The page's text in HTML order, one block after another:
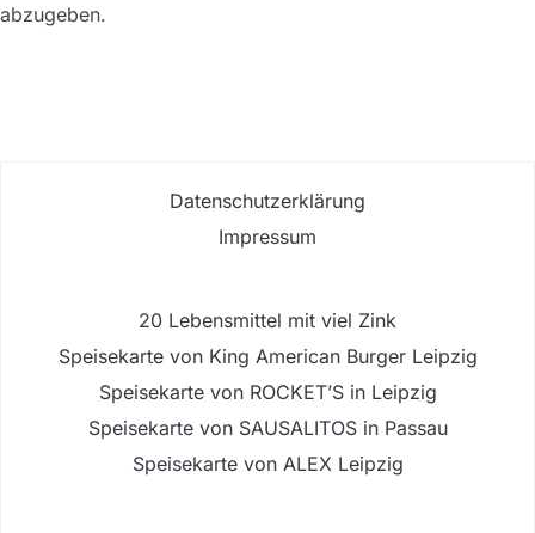
abzugeben.
Datenschutzerklärung
Impressum
20 Lebensmittel mit viel Zink
Speisekarte von King American Burger Leipzig
Speisekarte von ROCKET’S in Leipzig
Speisekarte von SAUSALITOS in Passau
Speisekarte von ALEX Leipzig